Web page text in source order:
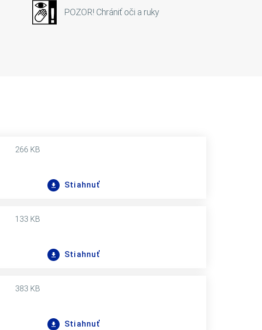
POZOR! Chrániť oči a ruky
266 KB
Stiahnuť
133 KB
Stiahnuť
383 KB
Stiahnuť